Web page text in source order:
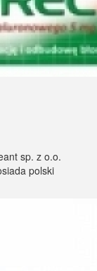
sp. z o.o.
polski